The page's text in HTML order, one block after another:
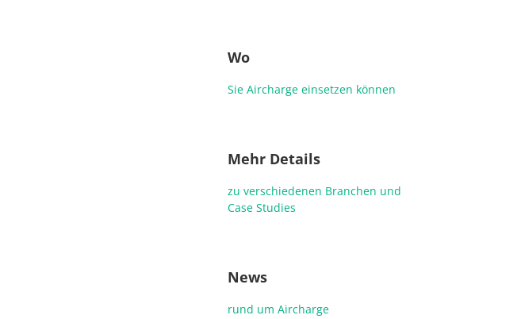
Wo
Sie Aircharge einsetzen können
Mehr Details
zu verschiedenen Branchen und
Case Studies
News
rund um Aircharge